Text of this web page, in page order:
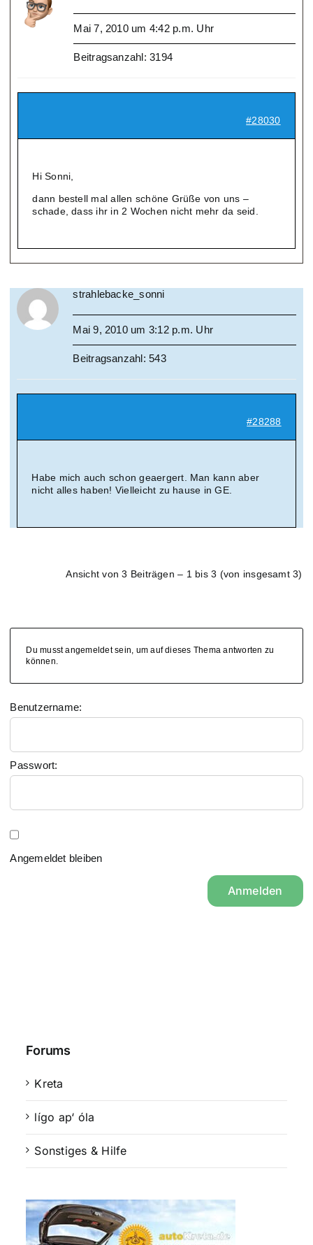
Mai 7, 2010 um 4:42 p.m. Uhr
Beitragsanzahl: 3194
#28030
Hi Sonni,
dann bestell mal allen schöne Grüße von uns –
schade, dass ihr in 2 Wochen nicht mehr da seid.
strahlebacke_sonni
Mai 9, 2010 um 3:12 p.m. Uhr
Beitragsanzahl: 543
#28288
Habe mich auch schon geaergert. Man kann aber
nicht alles haben! Vielleicht zu hause in GE.
Ansicht von 3 Beiträgen – 1 bis 3 (von insgesamt 3)
Du musst angemeldet sein, um auf dieses Thema antworten zu
können.
Benutzername:
Passwort:
Angemeldet bleiben
Anmelden
Forums
Kreta
lígo ap‘ óla
Sonstiges & Hilfe